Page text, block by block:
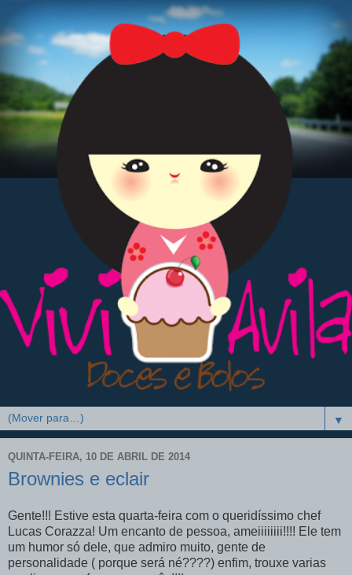
▼
QUINTA-FEIRA, 10 DE ABRIL DE 2014
Brownies e eclair
Gente!!! Estive esta quarta-feira com o queridíssimo chef
Lucas Corazza! Um encanto de pessoa, ameiiiiiiii!!!! Ele tem
um humor só dele, que admiro muito, gente de
personalidade ( porque será né????) enfim, trouxe varias